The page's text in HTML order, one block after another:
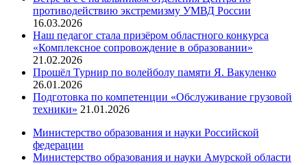
противодействию экстремизму УМВД России
16.03.2026
Наш педагог стала призёром областного конкурса
«Комплексное сопровождение в образовании»
21.02.2026
Прошёл Турнир по волейболу памяти Я. Вакуленко
26.01.2026
Подготовка по компетенции «Обслуживание грузовой
техники» 21.01.2026
Министерство образования и науки Российской
федерации
Министерство образования и науки Амурской области